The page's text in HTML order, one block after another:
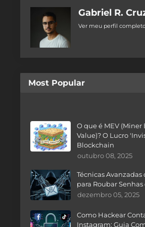
Gabriel R.
Ver meu perfil
Most Popular
O que é MEV (Miner
Value)? O Lucro
Blockchain
outubro 08, 2025
Técnicas
para Roubar
dezembro 05, 2025
Como Hackear
Instagram: Guia